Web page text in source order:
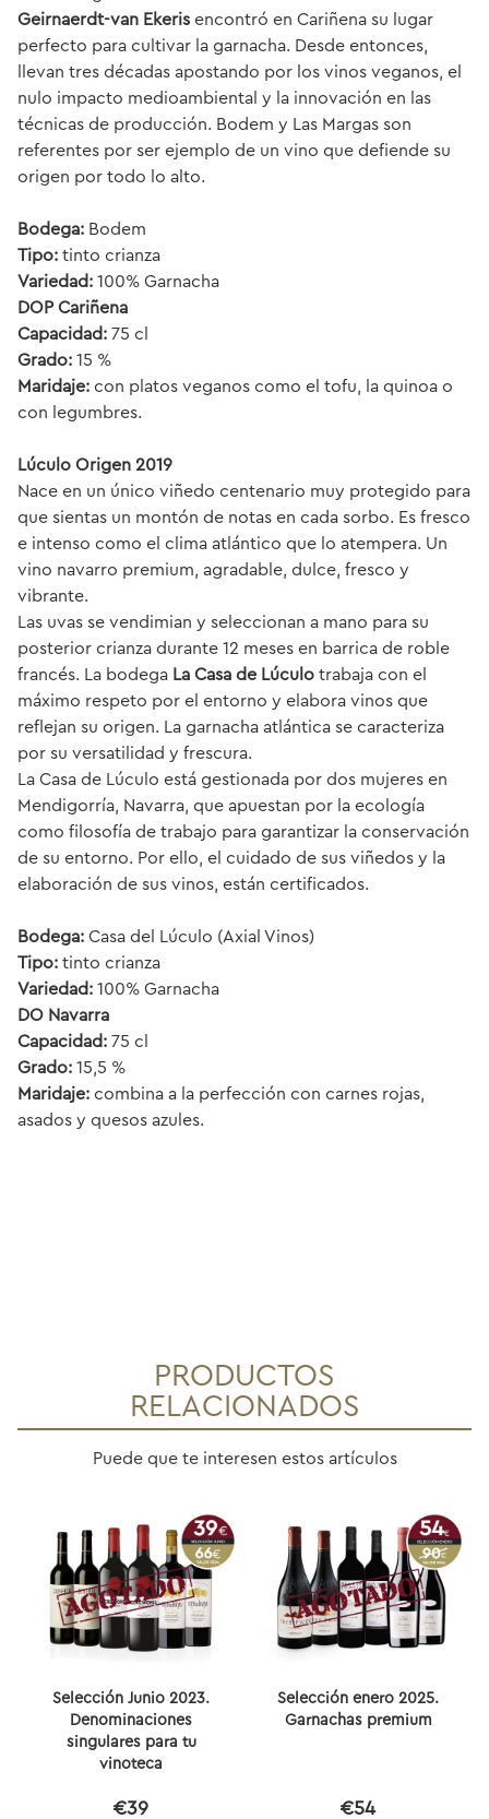
Geirnaerdt-van Ekeris encontró en Cariñena su lugar
perfecto para cultivar la garnacha. Desde entonces,
llevan tres décadas apostando por los vinos veganos, el
nulo impacto medioambiental y la innovación en las
técnicas de producción. Bodem y Las Margas son
referentes por ser ejemplo de un vino que defiende su
origen por todo lo alto.
Bodega: Bodem
Tipo: tinto crianza
Variedad: 100% Garnacha
DOP Cariñena
Capacidad: 75 cl
Grado: 15 %
Maridaje: con platos veganos como el tofu, la quinoa o
con legumbres.
Lúculo Origen 2019
Nace en un único viñedo centenario muy protegido para
que sientas un montón de notas en cada sorbo. Es fresco
e intenso como el clima atlántico que lo atempera. Un
vino navarro premium, agradable, dulce, fresco y
vibrante.
Las uvas se vendimian y seleccionan a mano para su
posterior crianza durante 12 meses en barrica de roble
francés. La bodega La Casa de Lúculo trabaja con el
máximo respeto por el entorno y elabora vinos que
reflejan su origen. La garnacha atlántica se caracteriza
por su versatilidad y frescura.
La Casa de Lúculo está gestionada por dos mujeres en
Mendigorría, Navarra, que apuestan por la ecología
como filosofía de trabajo para garantizar la conservación
de su entorno. Por ello, el cuidado de sus viñedos y la
elaboración de sus vinos, están certificados.
Bodega: Casa del Lúculo (Axial Vinos)
Tipo: tinto crianza
Variedad: 100% Garnacha
DO Navarra
Capacidad: 75 cl
Grado: 15,5 %
Maridaje: combina a la perfección con carnes rojas,
asados y quesos azules.
PRODUCTOS
RELACIONADOS
Puede que te interesen estos artículos
Selección Junio 2023.
Denominaciones
singulares para tu
vinoteca
€39
Selección enero 2025.
Garnachas premium
€54